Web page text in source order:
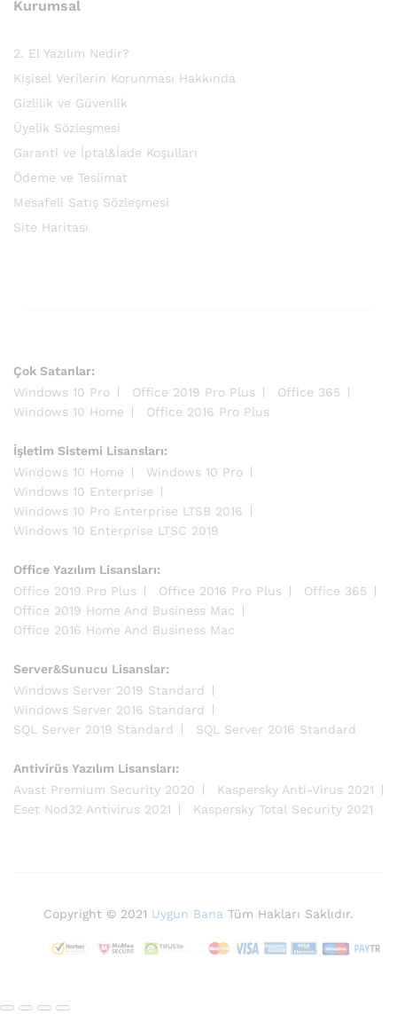
Kurumsal
2. El Yazılım Nedir?
Kişisel Verilerin Korunması Hakkında
Gizlilik ve Güvenlik
Üyelik Sözleşmesi
Garanti ve İptal&İade Koşulları
Ödeme ve Teslimat
Mesafeli Satış Sözleşmesi
Site Haritası
Çok Satanlar:
Windows 10 Pro
Office 2019 Pro Plus
Office 365
Windows 10 Home
Office 2016 Pro Plus
İşletim Sistemi Lisansları:
Windows 10 Home
Windows 10 Pro
Windows 10 Enterprise
Windows 10 Pro Enterprise LTSB 2016
Windows 10 Enterprise LTSC 2019
Office Yazılım Lisansları:
Office 2019 Pro Plus
Office 2016 Pro Plus
Office 365
Office 2019 Home And Business Mac
Office 2016 Home And Business Mac
Server&Sunucu Lisanslar:
Windows Server 2019 Standard
Windows Server 2016 Standard
SQL Server 2019 Standard
SQL Server 2016 Standard
Antivirüs Yazılım Lisansları:
Avast Premium Security 2020
Kaspersky Anti-Virus 2021
Eset Nod32 Antivirus 2021
Kaspersky Total Security 2021
Copyright © 2021 Uygun Bana Tüm Hakları Saklıdır.